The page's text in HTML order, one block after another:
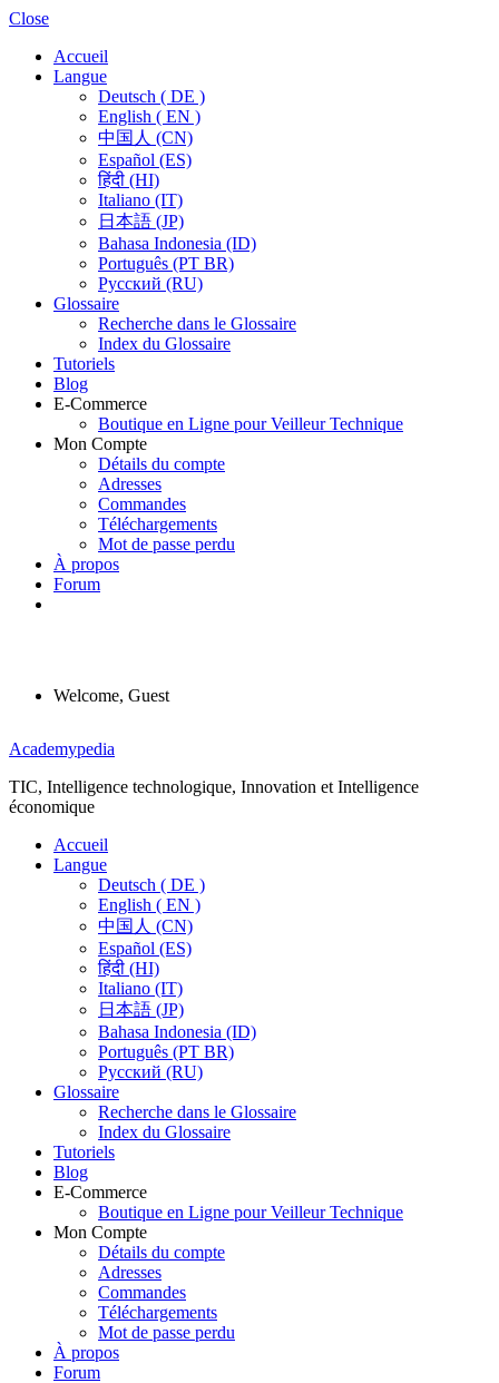
Close
Accueil
Langue
Deutsch ( DE )
English ( EN )
中国人 (CN)
Español (ES)
हिंदी (HI)
Italiano (IT)
日本語 (JP)
Bahasa Indonesia (ID)
Português (PT BR)
Pусский (RU)
Glossaire
Recherche dans le Glossaire
Index du Glossaire
Tutoriels
Blog
E-Commerce
Boutique en Ligne pour Veilleur Technique
Mon Compte
Détails du compte
Adresses
Commandes
Téléchargements
Mot de passe perdu
À propos
Forum
Welcome, Guest
Menu
Academypedia
TIC, Intelligence technologique, Innovation et Intelligence
économique
Accueil
Langue
Deutsch ( DE )
English ( EN )
中国人 (CN)
Español (ES)
हिंदी (HI)
Italiano (IT)
日本語 (JP)
Bahasa Indonesia (ID)
Português (PT BR)
Pусский (RU)
Glossaire
Recherche dans le Glossaire
Index du Glossaire
Tutoriels
Blog
E-Commerce
Boutique en Ligne pour Veilleur Technique
Mon Compte
Détails du compte
Adresses
Commandes
Téléchargements
Mot de passe perdu
À propos
Forum